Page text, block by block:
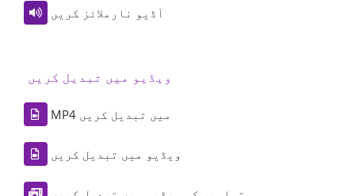
آڈیو نارملائز کریں
ویڈیو میں تبدیل کریں
MP4 میں تبدیل کریں
ویڈیو میں تبدیل کریں